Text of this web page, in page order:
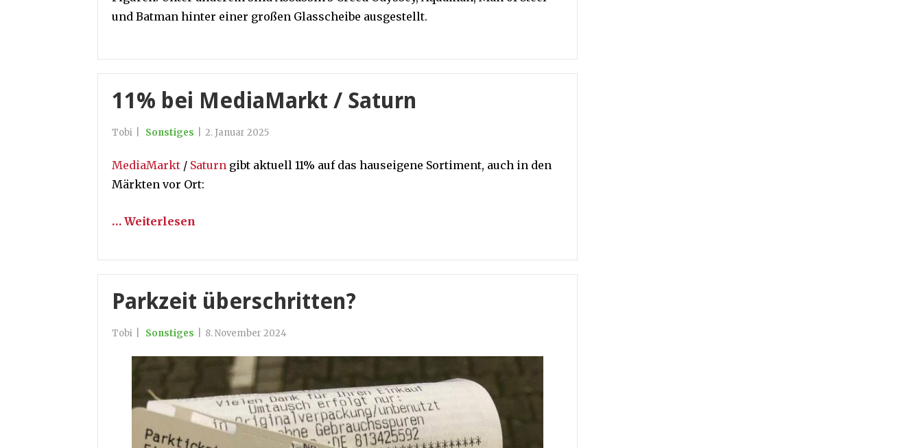
und Batman hinter einer großen Glasscheibe ausgestellt.
11% bei MediaMarkt / Saturn
Tobi Sonstiges 2. Januar 2025
MediaMarkt / Saturn gibt aktuell 11% auf das hauseigene Sortiment, auch in den
Märkten vor Ort:
… Weiterlesen
Parkzeit überschritten?
Tobi Sonstiges 8. November 2024